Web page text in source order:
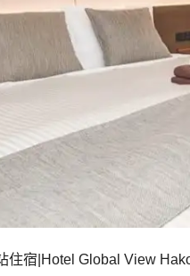
住宿|Hotel Global View